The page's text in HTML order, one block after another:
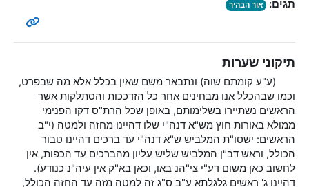
תגים: אור הבהיר
תיקוני שערות
(ע"ע קומתם שוה) ונתבאר משם שאין בכלל אלא מה שבפרט,
וכמו שבהכלל אנו מבחינים אחר כל הזדככות והסתלקות אשר
הראשים נשתיירו בשלימותם, באופן שכל הרת"ס דקו הפנימי
ממולא באורות חוץ מש"א דנה"י שלו דהיינו מחזה ולמטה (י"ב
הראשים: ישסו"ת המלביש ש"א דנה"י עד ברכים דהיינו טבור
הכולל, וראש דב"ן המלביש שליש עליון מהברכים עד הכפות, אין
לחשוב כאן משום דע"י צי"הנ באו, וכאן בא"ק אין עיה"נ כנודע).
דהיינו ג' ראשים גלגלתא ע"ב ס"ג זה למטה מזה עד החזה הכולל,